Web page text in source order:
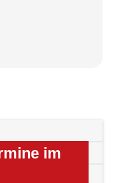
im